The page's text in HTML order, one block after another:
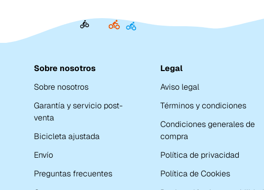
Sobre nosotros
Sobre nosotros
Garantía y servicio post-
venta
Bicicleta ajustada
Envío
Preguntas frecuentes
Legal
Aviso legal
Términos y condiciones
Condiciones generales de
compra
Política de privacidad
Política de Cookies